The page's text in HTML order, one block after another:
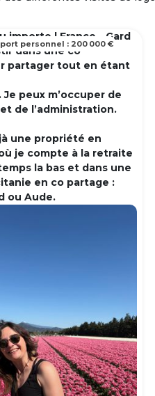
importe | France - Gard
dans une co
partager tout en étant
Je peux m’occuper de
de l’administration.
une propriété en
je compte à la retraite
la bas et dans une
en co partage :
ou Aude.
personnel : 200 000 €